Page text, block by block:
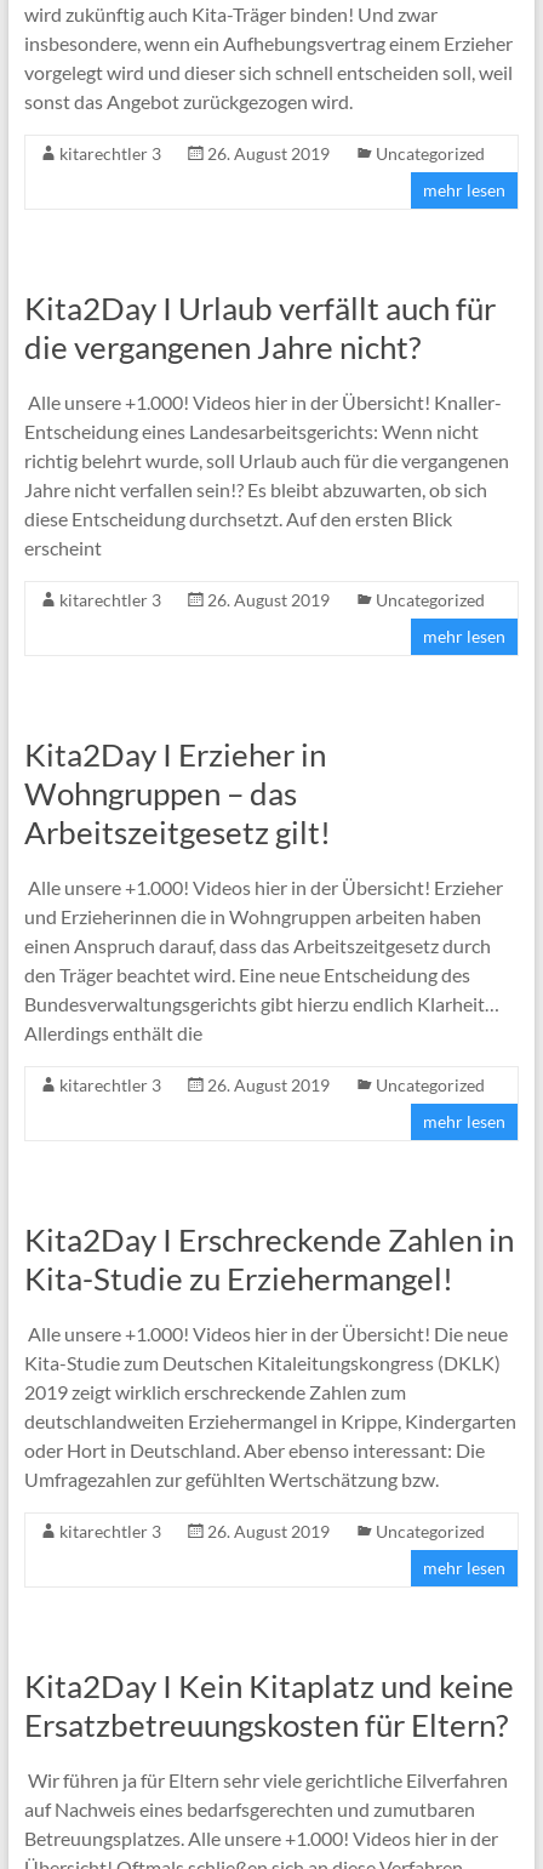
wird zukünftig auch Kita-Träger binden! Und zwar
insbesondere, wenn ein Aufhebungsvertrag einem Erzieher
vorgelegt wird und dieser sich schnell entscheiden soll, weil
sonst das Angebot zurückgezogen wird.
kitarechtler 3 26. August 2019
Uncategorized
mehr lesen
Kita2Day I Urlaub verfällt auch für
die vergangenen Jahre nicht?
Alle unsere +1.000! Videos hier in der Übersicht! Knaller-
Entscheidung eines Landesarbeitsgerichts: Wenn nicht
richtig belehrt wurde, soll Urlaub auch für die vergangenen
Jahre nicht verfallen sein!? Es bleibt abzuwarten, ob sich
diese Entscheidung durchsetzt. Auf den ersten Blick
erscheint
kitarechtler 3 26. August 2019
Uncategorized
mehr lesen
Kita2Day I Erzieher in
Wohngruppen – das
Arbeitszeitgesetz gilt!
Alle unsere +1.000! Videos hier in der Übersicht! Erzieher
und Erzieherinnen die in Wohngruppen arbeiten haben
einen Anspruch darauf, dass das Arbeitszeitgesetz durch
den Träger beachtet wird. Eine neue Entscheidung des
Bundesverwaltungsgerichts gibt hierzu endlich Klarheit…
Allerdings enthält die
kitarechtler 3 26. August 2019
Uncategorized
mehr lesen
Kita2Day I Erschreckende Zahlen in
Kita-Studie zu Erziehermangel!
Alle unsere +1.000! Videos hier in der Übersicht! Die neue
Kita-Studie zum Deutschen Kitaleitungskongress (DKLK)
2019 zeigt wirklich erschreckende Zahlen zum
deutschlandweiten Erziehermangel in Krippe, Kindergarten
oder Hort in Deutschland. Aber ebenso interessant: Die
Umfragezahlen zur gefühlten Wertschätzung bzw.
kitarechtler 3 26. August 2019
Uncategorized
mehr lesen
Kita2Day I Kein Kitaplatz und keine
Ersatzbetreuungskosten für Eltern?
Wir führen ja für Eltern sehr viele gerichtliche Eilverfahren
auf Nachweis eines bedarfsgerechten und zumutbaren
Betreuungsplatzes. Alle unsere +1.000! Videos hier in der